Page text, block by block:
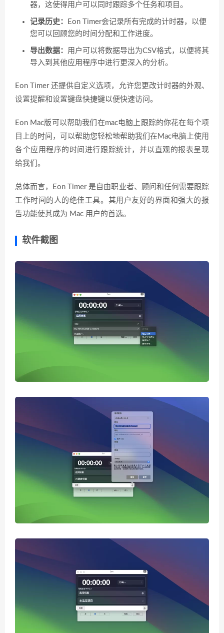
器，这使得用户可以同时跟踪多个任务和项目。
记录历史：
Eon Timer会记录所有完成的计时器，以便
您可以回顾您的时间分配和工作进度。
导出数据： 用户可以将数据导出为CSV格式，以便将其
导入到其他应用程序中进行更深入的分析。
Eon Timer 还提供自定义选项，允许您更改计时器的外观、
设置提醒和设置键盘快捷键以便快速访问。
Eon Mac版可以帮助我们在mac电脑上跟踪的你花在每个项
目上的时间，可以帮助您轻松地帮助我们在Mac电脑上使用
各个应用程序的时间进行跟踪统计，并以直观的报表呈现
给我们。
总体而言，Eon Timer 是自由职业者、顾问和任何需要跟踪
工作时间的人的绝佳工具。其用户友好的界面和强大的报
告功能使其成为 Mac 用户的首选。
软件截图